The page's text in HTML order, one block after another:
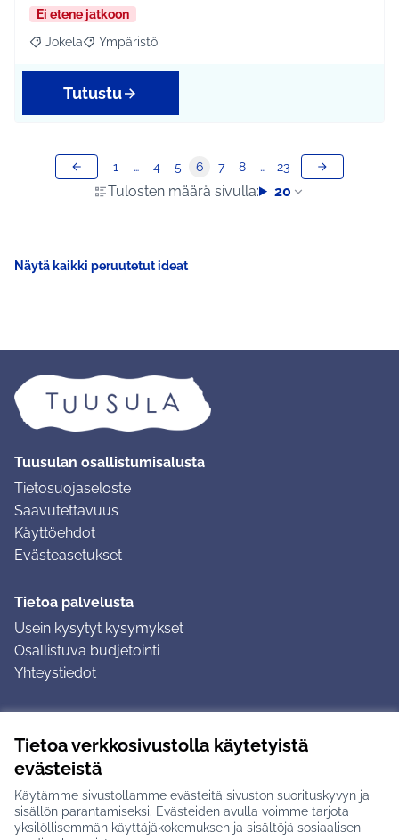
Tietoa verkkosivustolla käytetyistä
evästeistä
Käytämme sivustollamme evästeitä sivuston suorituskyvyn ja
sisällön parantamiseksi. Evästeiden avulla voimme tarjota
yksilöllisemmän käyttäjäkokemuksen ja sisältöjä sosiaalisen
Ei etene jatkoon
Rajaa tulokset aihepiirin mukaan: Jokela
Jokela Rajaa tulokset teeman mukaan: Ympäristö
Ympäristö
Tutustu
Tulosten määrä sivulla: 20
1 … 4 5 6 7 8 … 23
Näytä kaikki peruutetut ideat
Tuusulan osallistumisalusta
Tietosuojaseloste
Saavutettavuus
Käyttöehdot
Evästeasetukset
Tietoa palvelusta
Usein kysytyt kysymykset
Osallistuva budjetointi
Yhteystiedot
Ohjeet kirjautumiseen
Ohjeet kommentin jättämiseen